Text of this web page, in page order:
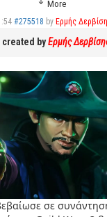
More
#275518 by Ερμής
created byΕρμής
σε